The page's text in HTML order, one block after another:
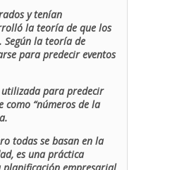
y tenían
la teoría de que los
Según la teoría de
para predecir eventos
para predecir
como “números de la
todas se basan en la
es una práctica